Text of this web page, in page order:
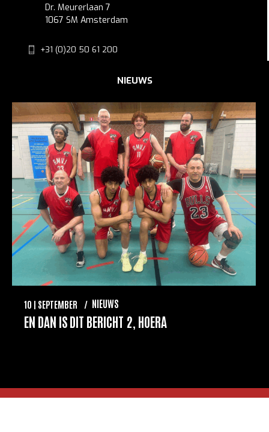
Dr. Meurerlaan 7
1067 SM Amsterdam
+31 (0)20 50 61 200
NIEUWS
10 SEPTEMBER NIEUWS
EN DAN IS DIT BERICHT 2, HOERA